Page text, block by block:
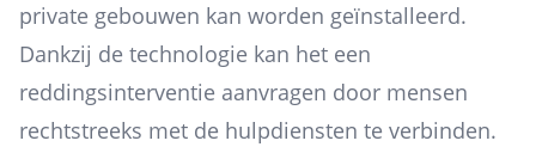
private gebouwen kan worden geïnstalleerd.
Dankzij de technologie kan het een
reddingsinterventie aanvragen door mensen
rechtstreeks met de hulpdiensten te verbinden.